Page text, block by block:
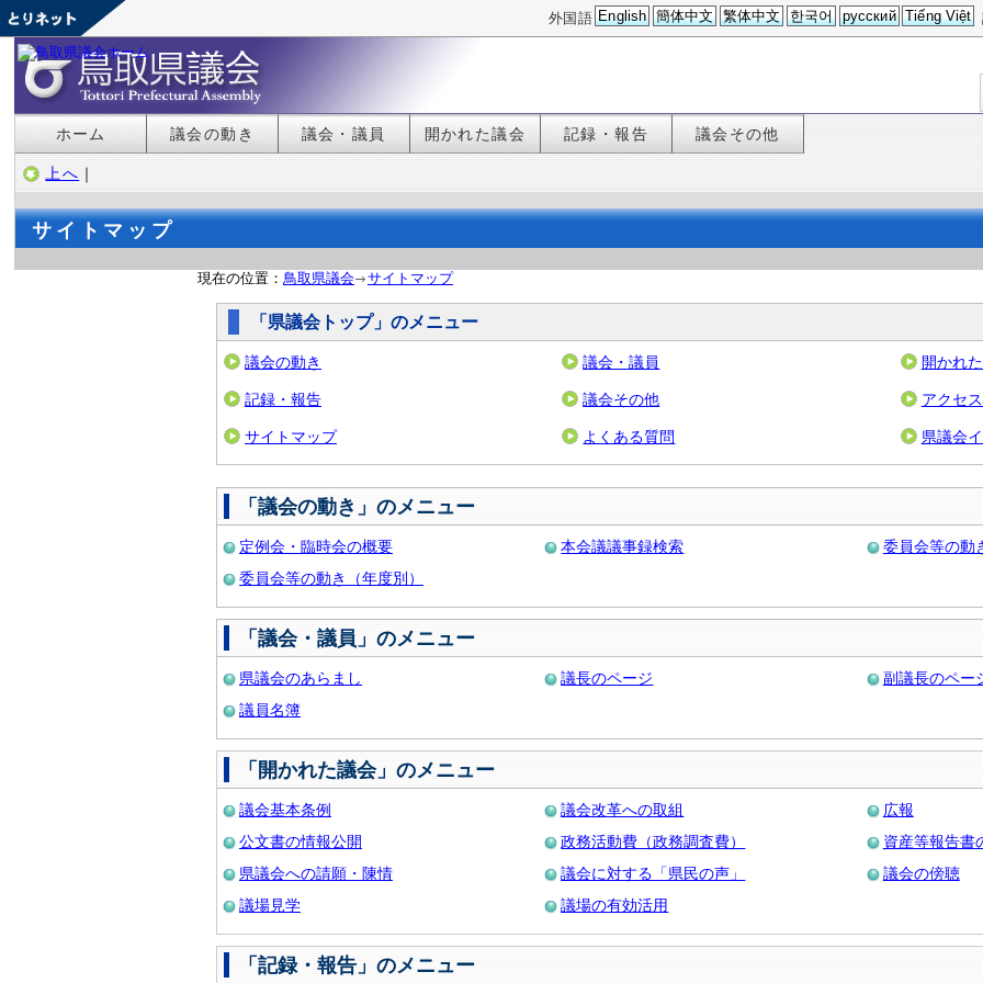
外国語 English 簡体中文 繁体中文 한국어 русский Tiếng Việt
ホーム 議会の動き 議会・議員 開かれた議会 記録・報告 議会その他
上へ ｜
サイトマップ
現在の位置： 鳥取県議会 サイトマップ
「県議会トップ」のメニュー
議会の動き 議会・議員 開かれ
記録・報告 議会その他 アクセ
サイトマップ よくある質問 県議会
「議会の動き」のメニュー
定例会・臨時会の概要 本会議議事録検索
委員会等の動
委員会等の動き（年度別）
「議会・議員」のメニュー
県議会のあらまし 議長のページ
副議長のペー
議員名簿
「開かれた議会」のメニュー
議会基本条例 議会改革への取組
広報
公文書の情報公開
政務活動費（政務調査費）
資産等報告書
県議会への請願・陳情
議会に対する「県民の声」
議会の傍聴
議場見学
議場の有効活用
「記録・報告」のメニュー